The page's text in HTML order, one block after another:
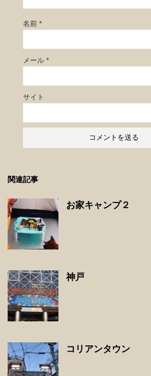
名前 *
メール *
サイト
関連記事
お家キャンプ２
神戸
コリアンタウン